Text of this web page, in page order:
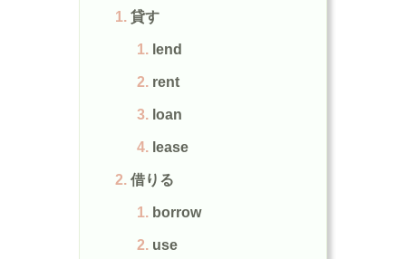
貸す
lend
rent
loan
lease
借りる
borrow
use